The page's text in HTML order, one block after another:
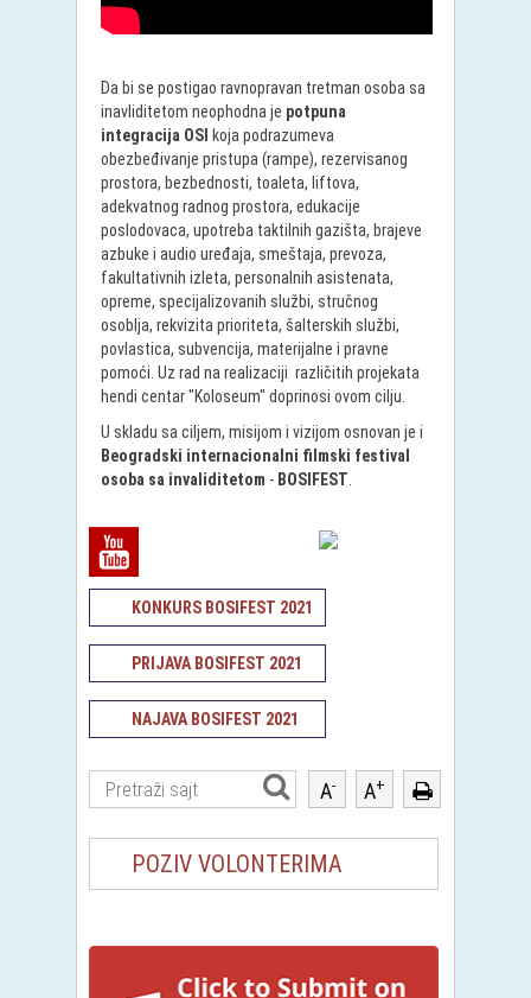
Da bi se postigao ravnopravan tretman osoba sa
inavliditetom neophodna je potpuna
integracija OSI koja podrazumeva
obezbeđivanje pristupa (rampe), rezervisanog
prostora, bezbednosti, toaleta, liftova,
adekvatnog radnog prostora, edukacije
poslodovaca, upotreba taktilnih gazišta, brajeve
azbuke i audio uređaja, smeštaja, prevoza,
fakultativnih izleta, personalnih asistenata,
opreme, specijalizovanih službi, stručnog
osoblja, rekvizita prioriteta, šalterskih službi,
povlastica, subvencija, materijalne i pravne
pomoći. Uz rad na realizaciji različitih projekata
hendi centar "Koloseum" doprinosi ovom cilju.
U skladu sa ciljem, misijom i vizijom osnovan je i
Beogradski internacionalni filmski festival
osoba sa invaliditetom - BOSIFEST
KONKURS BOSIFEST 2021
PRIJAVA BOSIFEST 2021
NAJAVA BOSIFEST 2021
A- A+
POZIV VOLONTERIMA